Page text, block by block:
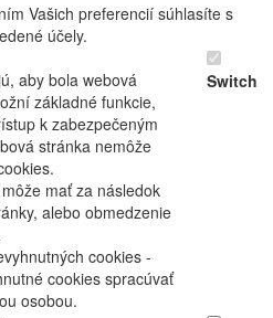
Vašich preferencií súhlasíte s
účely.
aby bola webová
základné funkcie,
k zabezpečeným
stránka nemôže
mať za následok
alebo obmedzenie
cookies -
cookies spracúvať
osobou.
Switch